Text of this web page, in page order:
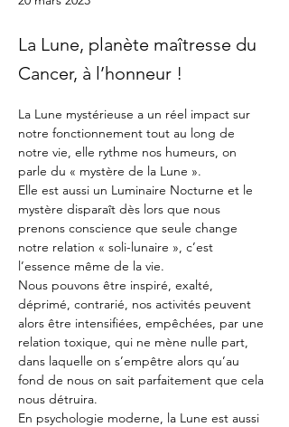
La Lune, planète maîtresse du
Cancer, à l’honneur !
La Lune mystérieuse a un réel impact sur
notre fonctionnement tout au long de
notre vie, elle rythme nos humeurs, on
parle du « mystère de la Lune ».
Elle est aussi un Luminaire Nocturne et le
mystère disparaît dès lors que nous
prenons conscience que seule change
notre relation « soli-lunaire », c’est
l’essence même de la vie.
Nous pouvons être inspiré, exalté,
déprimé, contrarié, nos activités peuvent
alors être intensifiées, empêchées, par une
relation toxique, qui ne mène nulle part,
dans laquelle on s’empêtre alors qu’au
fond de nous on sait parfaitement que cela
nous détruira.
En psychologie moderne, la Lune est aussi